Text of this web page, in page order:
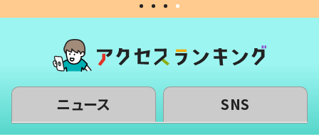
ニュース SNS